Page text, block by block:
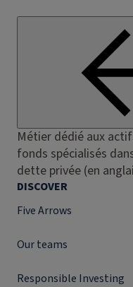
Métier dédié aux
fonds spécialisés
dette privée (en
DISCOVER
Five Arrows
Our teams
Responsible Investing